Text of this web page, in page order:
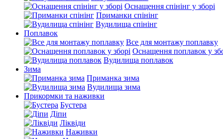
Оснащення спінінг у зборі
Приманки спінінг
Вудилища спінінг
Поплавок
Все для монтажу поплавку
Оснащення поплавок у
Вудилища поплавок
Зима
Приманка зима
Вудилища зима
Прикормки та наживки
Бустера
Діпи
Ліквіди
Наживки